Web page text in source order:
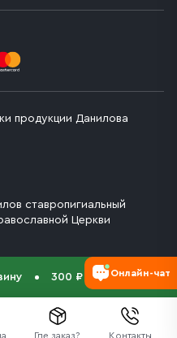
Где заказ? Контакты
300 ₽
продукции Данилова
ставропигиальный
Церкви
Онлайн-чат